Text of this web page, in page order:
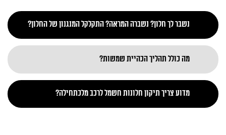
נשבר לך חלון? נשברה המראה? התקלקל המנגנון של החלון?
מה כולל תהליך הכהיית שמשות?
מדוע צריך תיקון חלונות חשמל לרכב מלכתחילה?